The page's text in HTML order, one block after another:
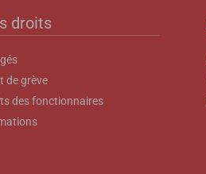
droits
de grève
des fonctionnaires